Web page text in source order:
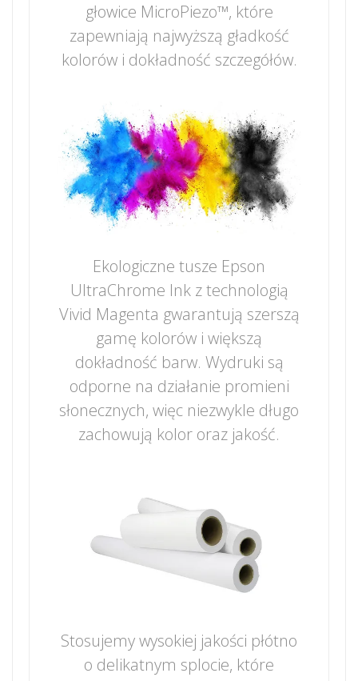
głowice MicroPiezo™, które
zapewniają najwyższą gładkość
kolorów i dokładność szczegółów.
Ekologiczne tusze Epson
UltraChrome Ink z technologią
Vivid Magenta gwarantują szerszą
gamę kolorów i większą
dokładność barw. Wydruki są
odporne na działanie promieni
słonecznych, więc niezwykle długo
zachowują kolor oraz jakość.
Stosujemy wysokiej jakości płótno
o delikatnym splocie, które